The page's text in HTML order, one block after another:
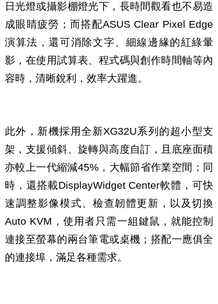
日光燈或攝影棚燈光下，長時間觀看也不易造
成眼睛疲勞；而搭配ASUS Clear Pixel Edge
演算法，還可消除文字、細線邊緣的紅綠暈
影，在使用試算表、程式碼與創作時間軸等內
容時，清晰銳利，效率大躍進。
此外，新機採用全新XG32U系列的超小型支
架，支援傾斜、旋轉與高度自訂，且底座面積
亦較上一代縮減45%，大幅節省作業空間；同
時，還搭載DisplayWidget Center軟體，可快
速調整影像模式、檢查韌體更新，以及切換
Auto KVM，使用者只需一組鍵鼠，就能控制
連接至螢幕的兩台筆電或桌機；搭配一應俱全
的連接埠，滿足各種需求。